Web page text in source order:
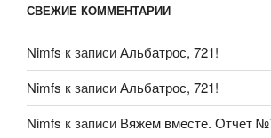
СВЕЖИЕ КОММЕНТАРИИ
Nimfs к записиАльбатрос, 721!
Nimfs к записиАльбатрос, 721!
Nimfs к записи Вяжем вместе. Отчет